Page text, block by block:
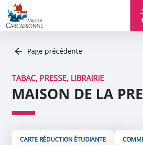
Aller au contenu
Aller au menu
Aller au plan du site
Aller à la recherche
Page précédente
TABAC, PRESSE, LIBRAIRIE
MAISON DE LA
CARTE RÉDUCTION ÉTUDIANTE
Panneau de gestion des cookies